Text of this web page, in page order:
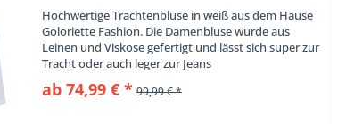
Hochwertige Trachtenbluse in weiß aus dem Hause
Goloriette Fashion. Die Damenbluse wurde aus
Leinen und Viskose gefertigt und lässt sich super zur
Tracht oder auch leger zur Jeans
kombinieren. Hübsche Knöpfe setzen Akzente. Die...
ab 74,99 € * 99,99 € *